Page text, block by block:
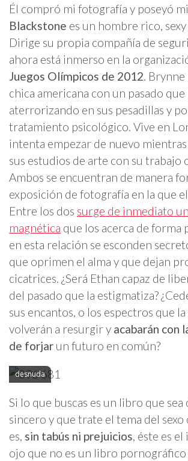
Él compró mi fotografía y poseyó
Blackstone es un hombre rico,
Dirige su propia compañía de
ahora está inmerso en la
Juegos Olímpicos de 2012. Brynne
chica americana con un pasado que
aterrorizando en sus pesadillas y
tratamiento psicológico. Vive en
intenta empezar de nuevo
sus estudios de arte con su trabajo
Ambos se encuentran de manera
exposición de fotografía en la que
Entre los dos surge de inmediato
magnética que los acerca de forma
en esta relación se esconden
que oprimen el alma y que dejan
cicatrices. ¿Será Ethan capaz de
del pasado que la estigmatiza?
sus encantos, o los espectros que
volverán a resurgir y acabarán con
de forjar un futuro en común?
desnuda
Si lo que buscas es un libro que
sincero y que trate el tema del sexo
es, sin tabús ni prejuicios, éste es
ojo que no es un libro pornográfico